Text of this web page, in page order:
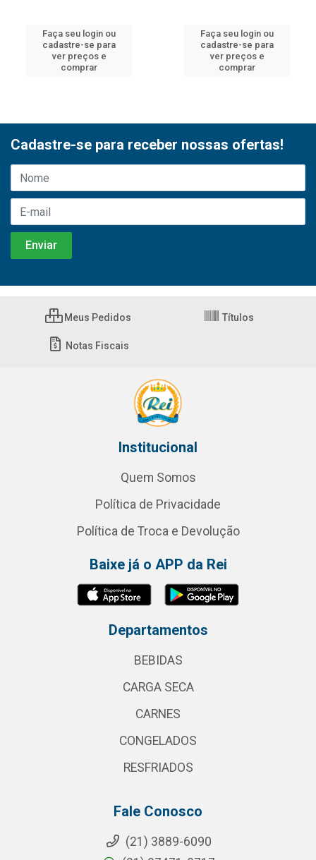
Faça seu login ou
cadastre-se para
ver preços e
comprar
Faça seu login ou
cadastre-se para
ver preços e
comprar
Cadastre-se para receber nossas ofertas!
Meus Pedidos Títulos
Notas Fiscais
Institucional
Quem Somos
Política de Privacidade
Política de Troca e Devolução
Baixe já o APP da Rei
Departamentos
BEBIDAS
CARGA SECA
CARNES
CONGELADOS
RESFRIADOS
Fale Conosco
(21) 3889-6090